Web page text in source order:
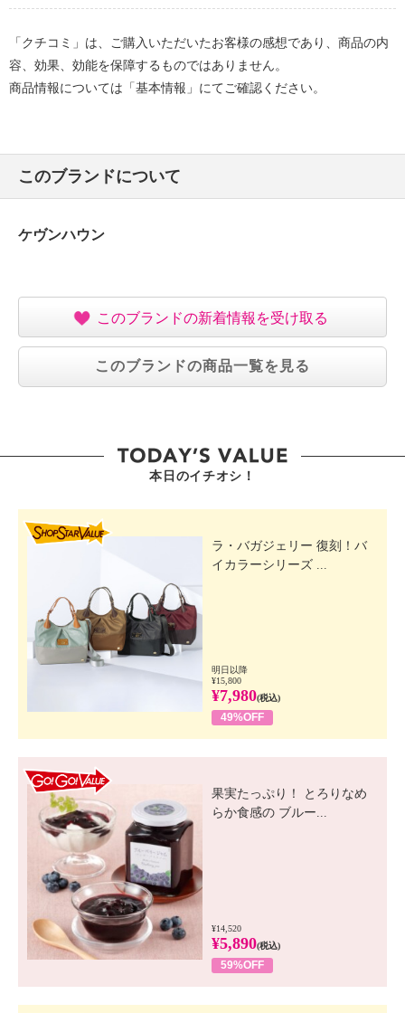
「クチコミ」は、ご購入いただいたお客様の感想であり、商品の内
容、効果、効能を保障するものではありません。
商品情報については「基本情報」にてご確認ください。
このブランドについて
ケヴンハウン
このブランドの新着情報を受け取る
このブランドの商品一覧を見る
本日のイチオシ！
ラ・バガジェリー 復刻！バ
イカラーシリーズ ...
明日以降
¥15,800
¥7,980(税込)
49%OFF
果実たっぷり！ とろりなめ
らか食感の ブルー...
¥14,520
¥5,890(税込)
59%OFF